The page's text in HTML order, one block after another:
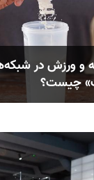
و ورزش در
چیست؟